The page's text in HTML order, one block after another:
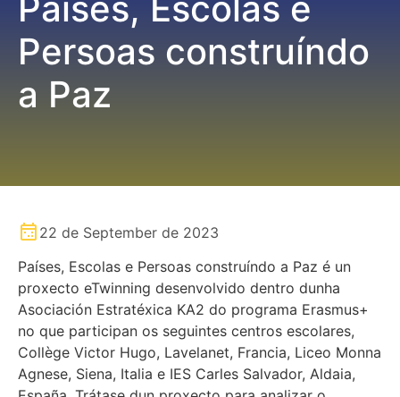
Persoas construíndo
a Paz
22 de September de 2023
Países, Escolas e Persoas construíndo a Paz é un
proxecto eTwinning desenvolvido dentro dunha
Asociación Estratéxica KA2 do programa Erasmus+
no que participan os seguintes centros escolares,
Collège Victor Hugo, Lavelanet, Francia, Liceo Monna
Agnese, Siena, Italia e IES Carles Salvador, Aldaia,